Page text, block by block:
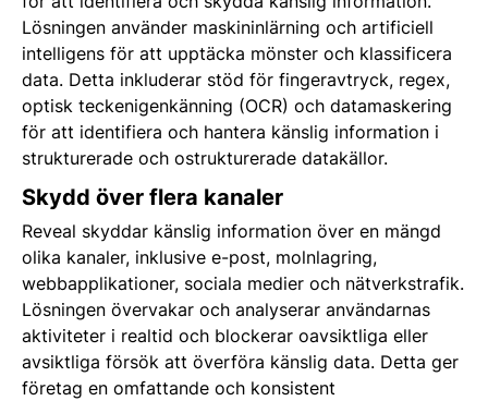
Lösningen använder maskininlärning och artificiell
intelligens för att upptäcka mönster och klassificera
data. Detta inkluderar stöd för fingeravtryck, regex,
optisk teckenigenkänning (OCR) och datamaskering
för att identifiera och hantera känslig information i
strukturerade och ostrukturerade datakällor.
Skydd över flera kanaler
Reveal skyddar känslig information över en mängd
olika kanaler, inklusive e-post, molnlagring,
webbapplikationer, sociala medier och nätverkstrafik.
Lösningen övervakar och analyserar användarnas
aktiviteter i realtid och blockerar oavsiktliga eller
avsiktliga försök att överföra känslig data. Detta ger
företag en omfattande och konsistent